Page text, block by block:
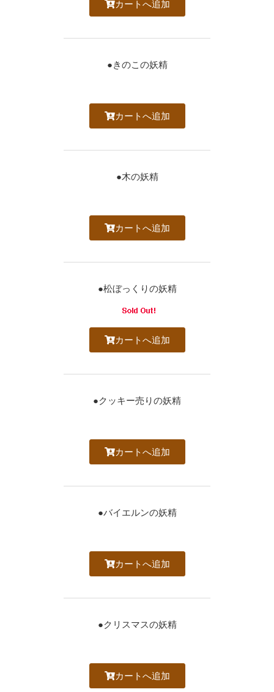
カートへ追加
●きのこの妖精
カートへ追加
●木の妖精
カートへ追加
●松ぼっくりの妖精
カートへ追加
●クッキー売りの妖精
カートへ追加
●バイエルンの妖精
カートへ追加
●クリスマスの妖精
カートへ追加